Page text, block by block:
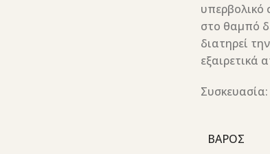
υπερβολικό
στο θαμπό
διατηρεί
εξαιρετικά
ΒΆΡΟΣ